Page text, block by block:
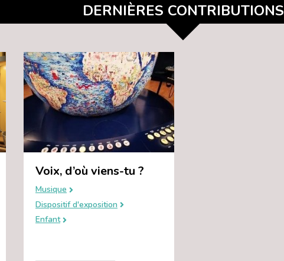
DERNIÈRES CONTRIBUTIONS
Voix, d’où viens-tu ?
Musique
Dispositif d'exposition
Enfant